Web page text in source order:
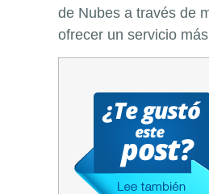
de Nubes a través de
ofrecer un servicio